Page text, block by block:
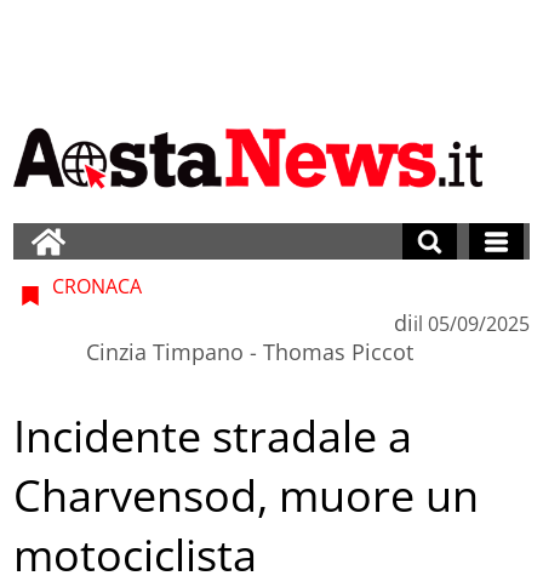
CRONACA
di
Cinzia Timpano - Thomas Piccot
il 05/09/2025
Incidente stradale a
Charvensod, muore un
motociclista